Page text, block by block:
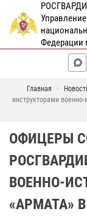
Федерации
Главная
инструкторами
ОФИЦЕРЫ
ВОЕННО-
«АРМАТА»